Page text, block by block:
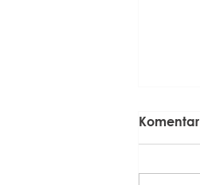
Komentar